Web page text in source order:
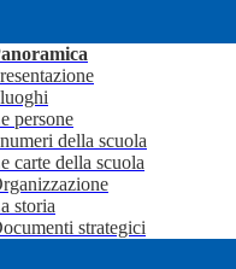
persone
della scuola
carte della scuola
storia
strategici